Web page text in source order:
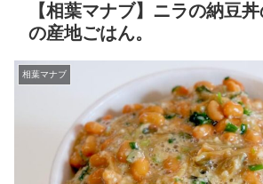
【相葉マナブ】ニラの納豆
の産地ごはん。
相葉マナブ